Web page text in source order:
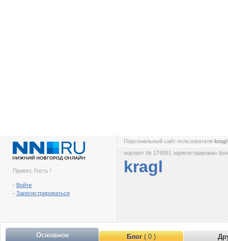
Привет, Гость !
- Войти
- Зарегистрироваться
Персональный сайт пользователя
портрет № 174551 зарегистрирован
kragl
Основное Блог( 0 )